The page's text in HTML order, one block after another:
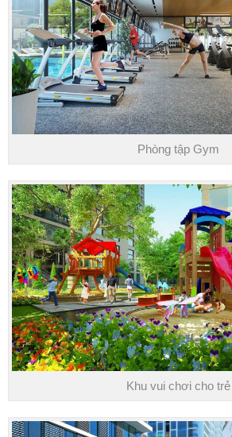
Phòng tập Gym
Khu vui chơi cho trẻ